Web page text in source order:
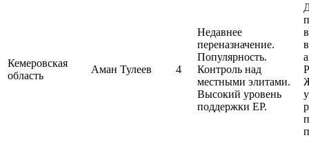
Кемеровская
область
Аман Тулеев 4
Недавнее
переназначение.
Популярность.
Контроль над
местными элитами.
Высокий уровень
поддержки ЕР.